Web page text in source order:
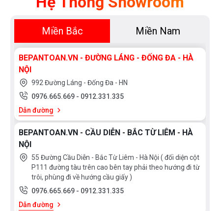
Miền Bắc Miền Nam
BEPANTOAN.VN - ĐƯỜNG LÁNG - ĐỐNG ĐA - HÀ
NỘI
992 Đường Láng - Đống Đa - HN
0976.665.669 - 0912.331.335
Dẫn đường
BEPANTOAN.VN - CẦU DIỄN - BẮC TỪ LIÊM - HÀ
NỘI
55 Đường Cầu Diễn - Bắc Từ Liêm - Hà Nội ( đối diện cột
P111 đường tàu trên cao bên tay phải theo hướng đi từ
trôi, phùng đi về hướng cầu giấy )
0976.665.669 - 0912.331.335
Dẫn đường